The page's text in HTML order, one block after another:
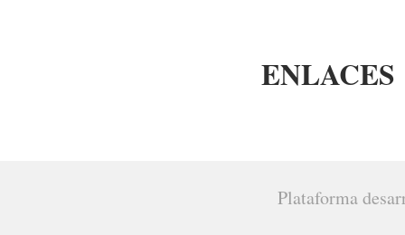
ENLACES
Plataforma